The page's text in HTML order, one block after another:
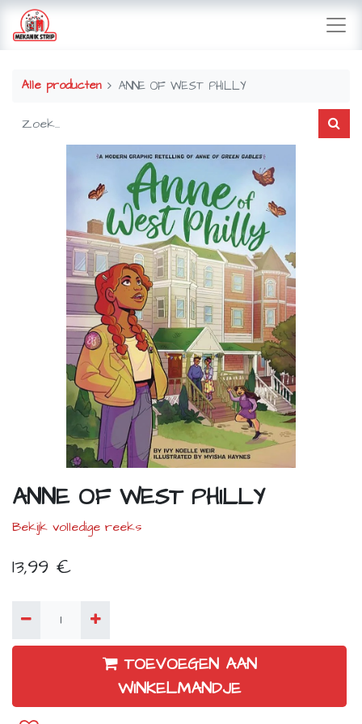
Alle producten ANNE OF WEST PHILLY
ANNE OF WEST PHILLY
Bekijk volledige reeks
13,99 €
TOEVOEGEN AAN
WINKELMANDJE